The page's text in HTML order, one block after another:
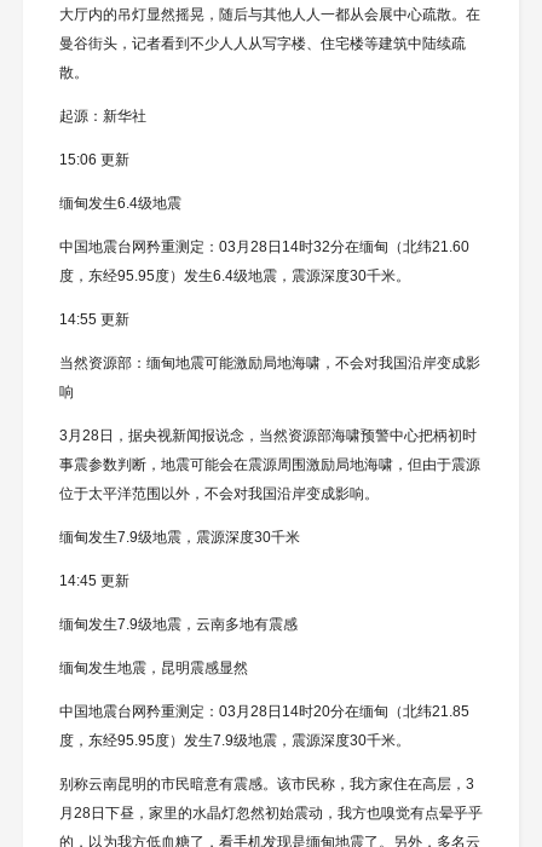
大厅内的吊灯显然摇晃，随后与其他人人一都从会展中心疏散。在
曼谷街头，记者看到不少人人从写字楼、住宅楼等建筑中陆续疏
散。
起源：新华社
15:06 更新
缅甸发生6.4级地震
中国地震台网矜重测定：03月28日14时32分在缅甸（北纬21.60
度，东经95.95度）发生6.4级地震，震源深度30千米。
14:55 更新
当然资源部：缅甸地震可能激励局地海啸，不会对我国沿岸变成影
响
3月28日，据央视新闻报说念，当然资源部海啸预警中心把柄初时
事震参数判断，地震可能会在震源周围激励局地海啸，但由于震源
位于太平洋范围以外，不会对我国沿岸变成影响。
缅甸发生7.9级地震，震源深度30千米
14:45 更新
缅甸发生7.9级地震，云南多地有震感
缅甸发生地震，昆明震感显然
中国地震台网矜重测定：03月28日14时20分在缅甸（北纬21.85
度，东经95.95度）发生7.9级地震，震源深度30千米。
别称云南昆明的市民暗意有震感。该市民称，我方家住在高层，3
月28日下昼，家里的水晶灯忽然初始震动，我方也嗅觉有点晕乎乎
的，以为我方低血糖了，看手机发现是缅甸地震了。另外，多名云